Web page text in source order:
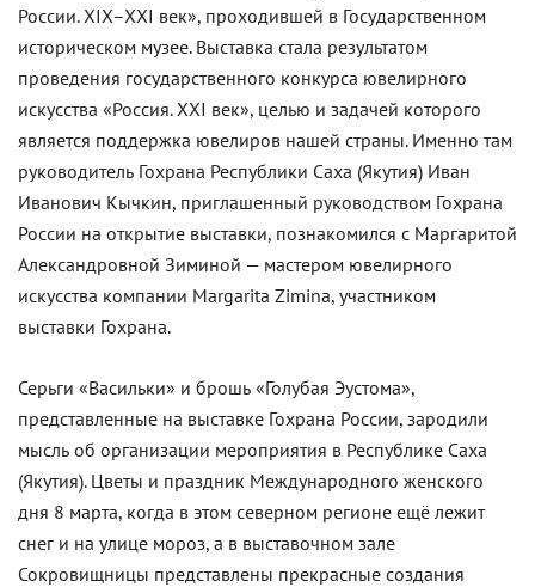
России. XIX–XXI век», проходившей в Государственном
историческом музее. Выставка стала результатом
проведения государственного конкурса ювелирного
искусства «Россия. XXI век», целью и задачей которого
является поддержка ювелиров нашей страны. Именно там
руководитель Гохрана Республики Саха (Якутия) Иван
Иванович Кычкин, приглашенный руководством Гохрана
России на открытие выставки, познакомился с Маргаритой
Александровной Зиминой — мастером ювелирного
искусства компании Margarita Zimina, участником
выставки Гохрана.
Серьги «Васильки» и брошь «Голубая Эустома»,
представленные на выставке Гохрана России, зародили
мысль об организации мероприятия в Республике Саха
(Якутия). Цветы и праздник Международного женского
дня 8 марта, когда в этом северном регионе ещё лежит
снег и на улице мороз, а в выставочном зале
Сокровищницы представлены прекрасные создания